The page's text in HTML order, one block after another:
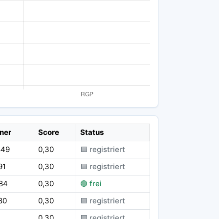
Score
Status
0,30
🟪 registriert
0,30
🟪 registriert
0,30
🟢 frei
0,30
🟪 registriert